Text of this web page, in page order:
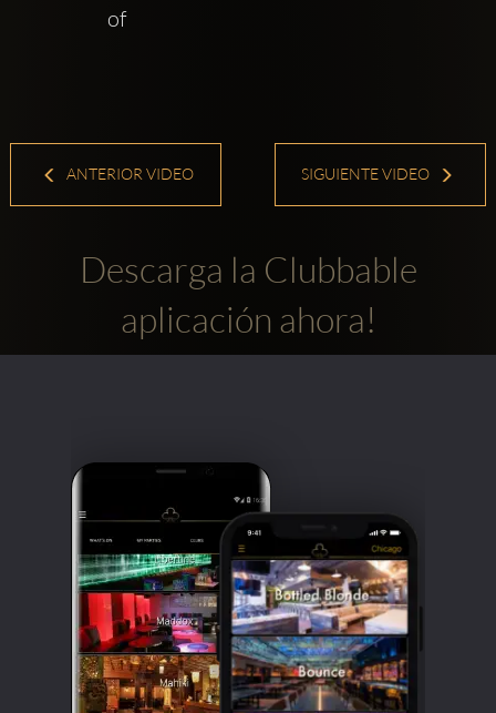
of
ANTERIOR VIDEO SIGUIENTE VIDEO
Descarga la Clubbable
aplicación ahora!